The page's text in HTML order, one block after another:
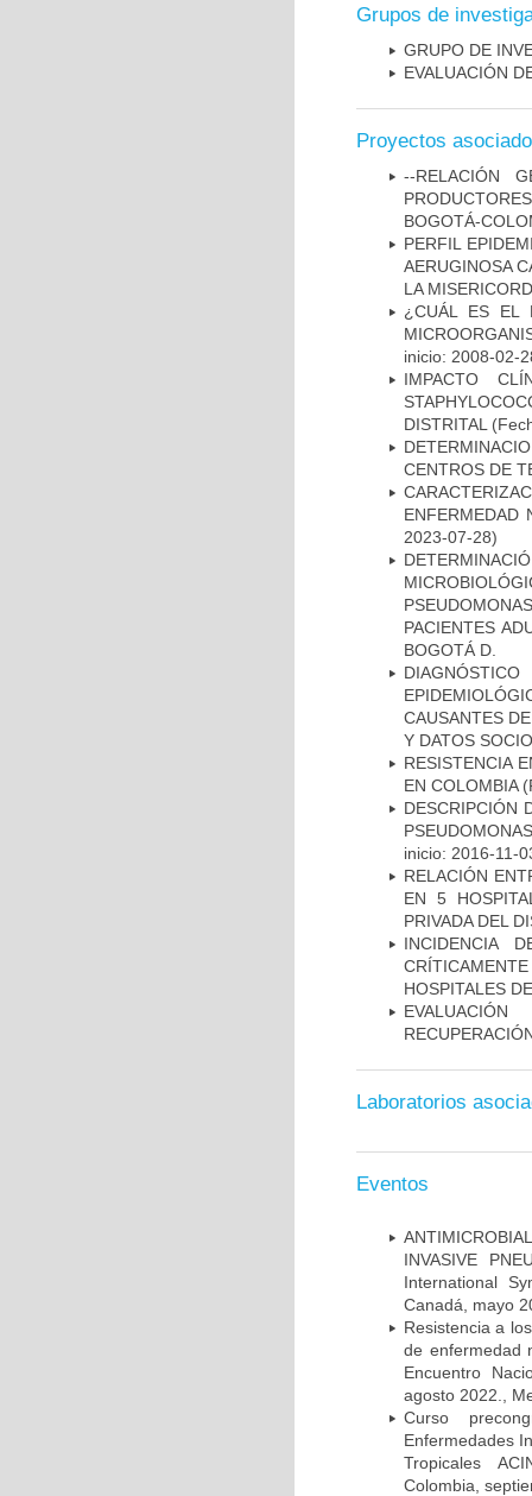
Grupos de
GRUPO DE
EVALUACIÓN
Proyectos
--RELACIÓN
BOGOTÁ-
PERFIL
AERUGINOSA
LA
¿CUÁL ES EL
inicio: 2008-02-
IMPACTO
DISTRITAL
CENTROS DE
ENFERMEDAD
2023-07-28)
PACIENTES
BOGOTÁ D.
CAUSANTES
Y DATOS
RESISTENCIA
EN COLOMBIA
DESCRIPCIÓN
inicio: 2016-11-
RELACIÓN
EN 5
PRIVADA DEL
INCIDENCIA
HOSPITALES
Laboratorios
Eventos
INVASIVE
International
Canadá, mayo
Resistencia a
de enfermedad
Encuentro
agosto 2022.,
Curso
Enfermedades
Tropicales
Colombia,